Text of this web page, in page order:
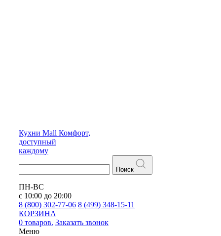
Кухни Mall Комфорт,
доступный
каждому
Поиск
ПН-ВС
с 10:00 до 20:00
8 (800) 302-77-06 8 (499) 348-15-11
КОРЗИНА
0 товаров. Заказать звонок
Меню